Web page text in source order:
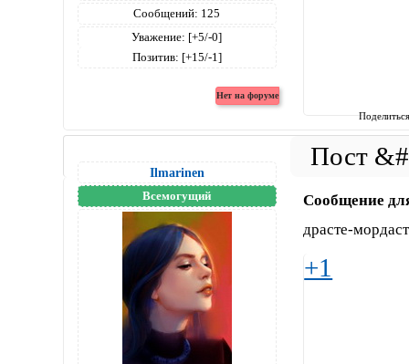
Сообщений: 125
Уважение: [+5/-0]
Позитив: [+15/-1]
Ilmarinen
Всемогущий
Сообщение
драсте-
+1